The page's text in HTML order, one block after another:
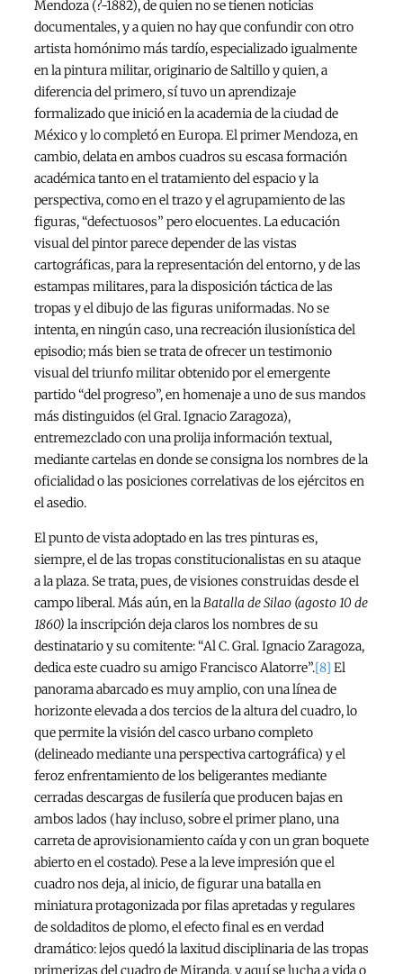
Mendoza (?-1882), de quien no se tienen noticias
documentales, y a quien no hay que confundir con otro
artista homónimo más tardío, especializado igualmente
en la pintura militar, originario de Saltillo y quien, a
diferencia del primero, sí tuvo un aprendizaje
formalizado que inició en la academia de la ciudad de
México y lo completó en Europa. El primer Mendoza, en
cambio, delata en ambos cuadros su escasa formación
académica tanto en el tratamiento del espacio y la
perspectiva, como en el trazo y el agrupamiento de las
figuras, “defectuosos” pero elocuentes. La educación
visual del pintor parece depender de las vistas
cartográficas, para la representación del entorno, y de las
estampas militares, para la disposición táctica de las
tropas y el dibujo de las figuras uniformadas. No se
intenta, en ningún caso, una recreación ilusionística del
episodio; más bien se trata de ofrecer un testimonio
visual del triunfo militar obtenido por el emergente
partido “del progreso”, en homenaje a uno de sus mandos
más distinguidos (el Gral. Ignacio Zaragoza),
entremezclado con una prolija información textual,
mediante cartelas en donde se consigna los nombres de la
oficialidad o las posiciones correlativas de los ejércitos en
el asedio.
El punto de vista adoptado en las tres pinturas es,
siempre, el de las tropas constitucionalistas en su ataque
a la plaza. Se trata, pues, de visiones construidas desde el
campo liberal. Más aún, en la Batalla de Silao (agosto 10 de
1860) la inscripción deja claros los nombres de su
destinatario y su comitente: “Al C. Gral. Ignacio Zaragoza,
dedica este cuadro su amigo Francisco Alatorre”.[8] El
panorama abarcado es muy amplio, con una línea de
horizonte elevada a dos tercios de la altura del cuadro, lo
que permite la visión del casco urbano completo
(delineado mediante una perspectiva cartográfica) y el
feroz enfrentamiento de los beligerantes mediante
cerradas descargas de fusilería que producen bajas en
ambos lados (hay incluso, sobre el primer plano, una
carreta de aprovisionamiento caída y con un gran boquete
abierto en el costado). Pese a la leve impresión que el
cuadro nos deja, al inicio, de figurar una batalla en
miniatura protagonizada por filas apretadas y regulares
de soldaditos de plomo, el efecto final es en verdad
dramático: lejos quedó la laxitud disciplinaria de las tropas
primerizas del cuadro de Miranda, y aquí se lucha a vida o